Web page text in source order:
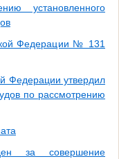
установленного
Федерации № 131
Федерации утвердил
по рассмотрению
за совершение